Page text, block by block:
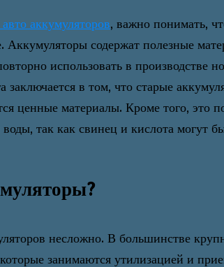
аккумуляторов, важно понимать,
Аккумуляторы содержат полезные
использовать в производстве
заключается в том, что старые
ценные материалы. Кроме того, это
воды, так как свинец и кислота могут
несложно. В большинстве
занимаются утилизацией и